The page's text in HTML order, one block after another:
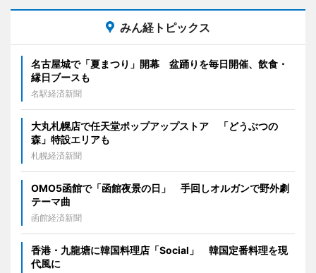
みん経トピックス
名古屋城で「夏まつり」開幕 盆踊りを毎日開催、飲食・
縁日ブースも
名駅経済新聞
大丸札幌店で任天堂ポップアップストア 「どうぶつの
森」特設エリアも
札幌経済新聞
OMO5函館で「函館夜景の日」 手回しオルガンで野外劇
テーマ曲
函館経済新聞
香港・九龍塘に韓国料理店「Social」 韓国定番料理を現
代風に